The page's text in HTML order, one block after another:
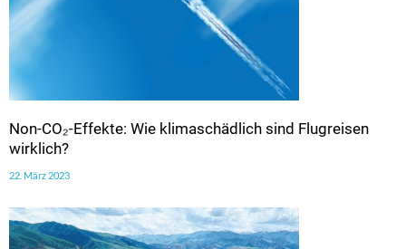
Non-CO₂-Effekte: Wie klimaschädlich sind Flugreisen
wirklich?
22. März 2023